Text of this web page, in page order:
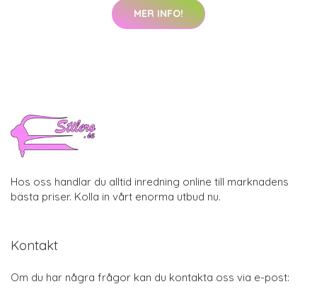
MER INFO!
Hos oss handlar du alltid inredning online till marknadens
bästa priser. Kolla in vårt enorma utbud nu.
Kontakt
Om du har några frågor kan du kontakta oss via e-post: